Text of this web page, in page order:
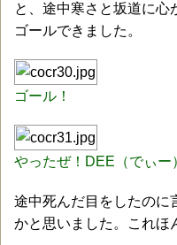
と、途中寒さと坂道に心
ゴールできました。
ゴール！
やったぜ！DEE（でぃー
途中死んだ目をしたのに
かと思いました。これほ